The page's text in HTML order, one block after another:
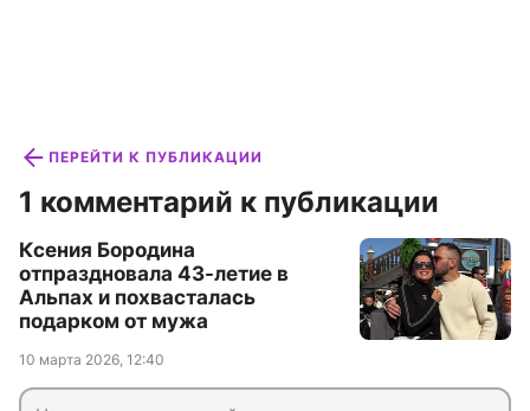
ПЕРЕЙТИ К ПУБЛИКАЦИИ
1 комментарий к публикации
Ксения Бородина
отпраздновала 43-летие в
Альпах и похвасталась
подарком от мужа
10 марта 2026, 12:40